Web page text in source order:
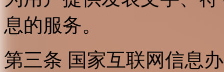
息的服务。
第三条 国家互联网信息